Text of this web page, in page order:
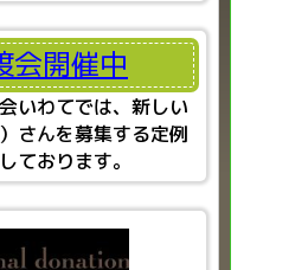
会開催中
いわてでは、新しい
さんを募集する定例
ております。